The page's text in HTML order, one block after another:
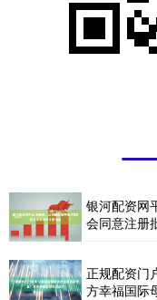
银河配资网
会同意注册
正规配资门
方幸福国际